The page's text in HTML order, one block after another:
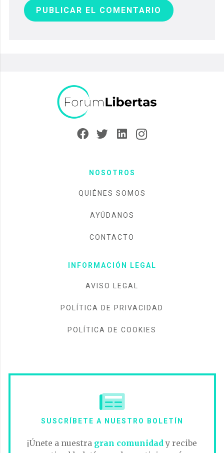
PUBLICAR EL COMENTARIO
NOSOTROS
QUIÉNES SOMOS
AYÚDANOS
CONTACTO
INFORMACIÓN LEGAL
AVISO LEGAL
POLÍTICA DE PRIVACIDAD
POLÍTICA DE COOKIES
SUSCRÍBETE A NUESTRO BOLETÍN
¡Únete a nuestra gran comunidad y recibe